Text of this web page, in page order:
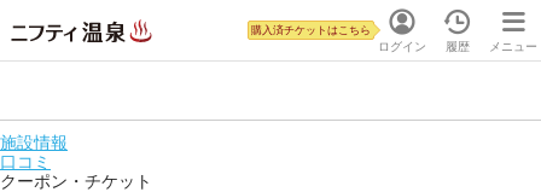
ログイン
購入済チケットはこちら
履歴 メニュー
施設情報
口コミ
クーポン・チケット